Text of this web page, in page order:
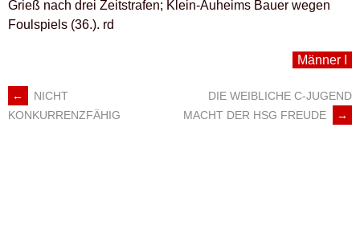
Grieß nach drei Zeitstrafen; Klein-Auheims Bauer wegen
Foulspiels (36.). rd
Männer I
ARTIKEL-
←
NICHT
KONKURRENZFÄHIG
DIE WEIBLICHE C-JUGEND
MACHT DER HSG FREUDE
→